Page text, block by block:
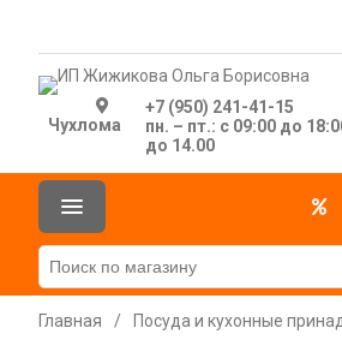
Чухлома
+7 (950) 241-41-15
пн. – пт.: с 09:00 до
до 14.00
Главная /
Посуда и кухонные